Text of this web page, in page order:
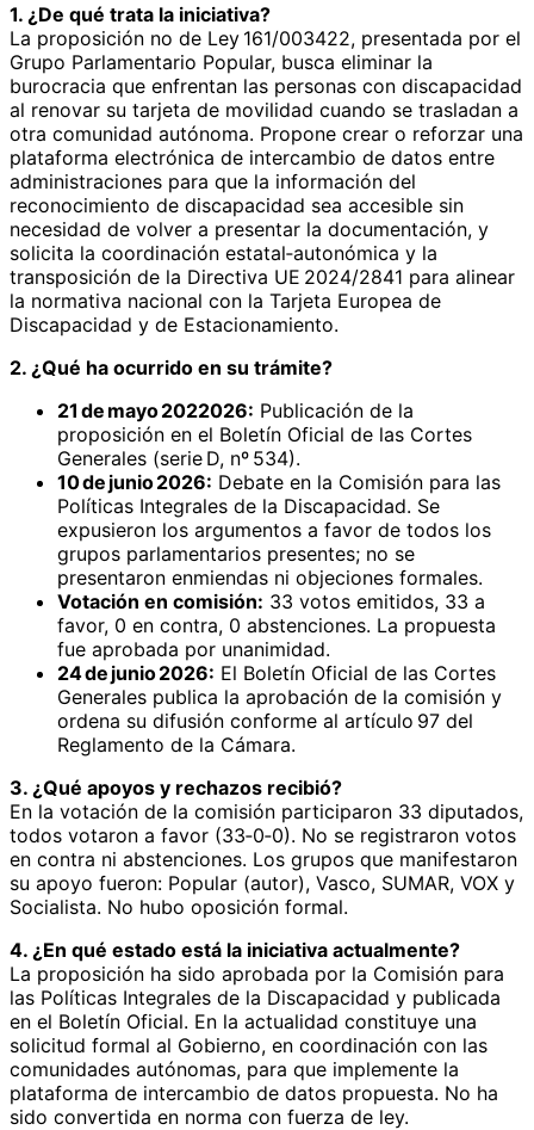
1. ¿De qué trata la iniciativa?
La proposición no de Ley 161/003422, presentada por el
Grupo Parlamentario Popular, busca eliminar la
burocracia que enfrentan las personas con discapacidad
al renovar su tarjeta de movilidad cuando se trasladan a
otra comunidad autónoma. Propone crear o reforzar una
plataforma electrónica de intercambio de datos entre
administraciones para que la información del
reconocimiento de discapacidad sea accesible sin
necesidad de volver a presentar la documentación, y
solicita la coordinación estatal‑autonómica y la
transposición de la Directiva UE 2024/2841 para alinear
la normativa nacional con la Tarjeta Europea de
Discapacidad y de Estacionamiento.
2. ¿Qué ha ocurrido en su trámite?
21 de mayo 2022026: Publicación de la
proposición en el Boletín Oficial de las Cortes
Generales (serie D, nº 534).
10 de junio 2026: Debate en la Comisión para las
Políticas Integrales de la Discapacidad. Se
expusieron los argumentos a favor de todos los
grupos parlamentarios presentes; no se
presentaron enmiendas ni objeciones formales.
Votación en comisión: 33 votos emitidos, 33 a
favor, 0 en contra, 0 abstenciones. La propuesta
fue aprobada por unanimidad.
24 de junio 2026: El Boletín Oficial de las Cortes
Generales publica la aprobación de la comisión y
ordena su difusión conforme al artículo 97 del
Reglamento de la Cámara.
3. ¿Qué apoyos y rechazos recibió?
En la votación de la comisión participaron 33 diputados,
todos votaron a favor (33‑0‑0). No se registraron votos
en contra ni abstenciones. Los grupos que manifestaron
su apoyo fueron: Popular (autor), Vasco, SUMAR, VOX y
Socialista. No hubo oposición formal.
4. ¿En qué estado está la iniciativa actualmente?
La proposición ha sido aprobada por la Comisión para
las Políticas Integrales de la Discapacidad y publicada
en el Boletín Oficial. En la actualidad constituye una
solicitud formal al Gobierno, en coordinación con las
comunidades autónomas, para que implemente la
plataforma de intercambio de datos propuesta. No ha
sido convertida en norma con fuerza de ley.